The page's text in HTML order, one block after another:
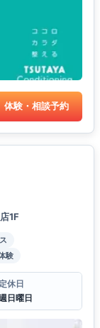
体験・相談予約
1F
験
定休日
日曜日